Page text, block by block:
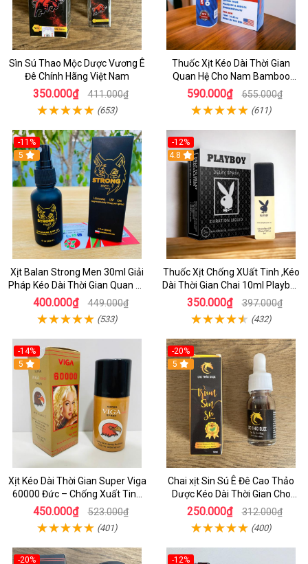
Sìn Sú Thao Mộc Dược Vương Ê
Đê Chính Hãng Việt Nam
350.000₫ 411.000₫
(653)
Thuốc Xịt Kéo Dài Thời Gian
Quan Hệ Cho Nam Bamboo
Delay Của Mỹ
590.000₫ 655.000₫
(611)
-11%
5
Xịt Balan Strong Men 30ml Giải
Pháp Kéo Dài Thời Gian Quan Hệ
Cho Nam Giới
400.000₫ 449.000₫
(533)
-12%
4.8
Thuốc Xịt Chống XUất Tinh ,Kéo
Dài Thời Gian Chai 10ml Playboy
Chính Hãng
350.000₫ 397.000₫
(432)
-14%
5
Xịt Kéo Dài Thời Gian Super Viga
60000 Đức – Chống Xuất Tinh
Sớm, Chai 45ml Chính Hãng
450.000₫ 523.000₫
(401)
-20%
5
Chai xịt Sin Sú Ê Đê Cao Thảo
Dược Kéo Dài Thời Gian Cho
Nam Hiệu Quả
250.000₫ 312.000₫
(400)
-20%
-12%